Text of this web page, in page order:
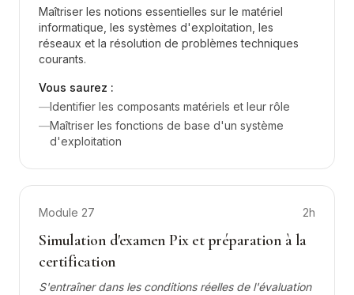
Maîtriser les notions essentielles sur le matériel
informatique, les systèmes d'exploitation, les
réseaux et la résolution de problèmes techniques
courants.
Vous saurez :
—Identifier les composants matériels et leur rôle
—Maîtriser les fonctions de base d'un système
d'exploitation
Module 27 2h
Simulation d'examen Pix et préparation à la
certification
S'entraîner dans les conditions réelles de l'évaluation